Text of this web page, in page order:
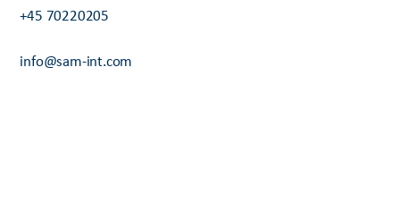
+45 70220205
info@sam-int.com